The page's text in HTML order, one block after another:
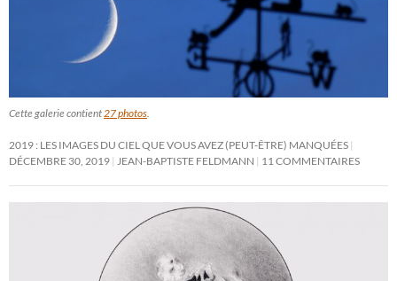
Cette galerie contient 27 photos
2019 : LES IMAGES DU CIEL QUE VOUS AVEZ (PEUT-ÊTRE) MANQUÉES
DÉCEMBRE 30, 2019
JEAN-BAPTISTE FELDMANN 11 COMMENTAIRES